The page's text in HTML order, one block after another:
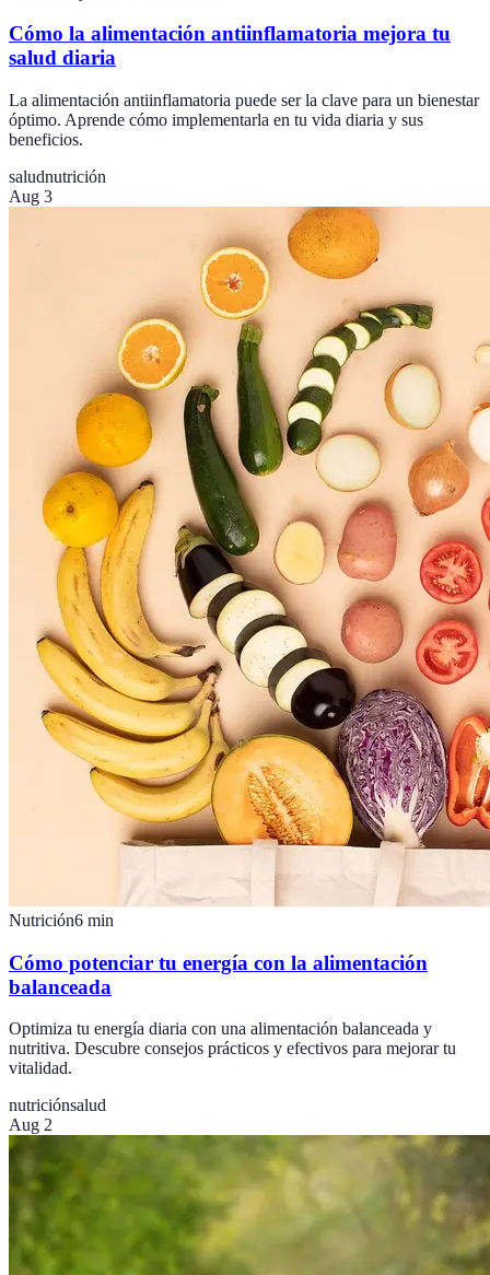
Cómo la alimentación antiinflamatoria mejora tu
salud diaria
La alimentación antiinflamatoria puede ser la clave para un bienestar
óptimo. Aprende cómo implementarla en tu vida diaria y sus
beneficios.
saludnutrición
Aug 3
Nutrición6 min
Cómo potenciar tu energía con la alimentación
balanceada
Optimiza tu energía diaria con una alimentación balanceada y
nutritiva. Descubre consejos prácticos y efectivos para mejorar tu
vitalidad.
nutriciónsalud
Aug 2